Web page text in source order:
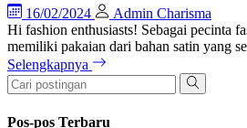
16/02/2024
Admin Charisma
Hi fashion enthusiasts! Sebagai pecinta
memiliki pakaian dari bahan satin yang
Selengkapnya
Pos-pos Terbaru